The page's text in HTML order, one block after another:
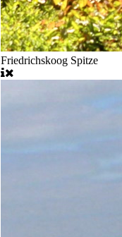
Friedrichskoog Spitze